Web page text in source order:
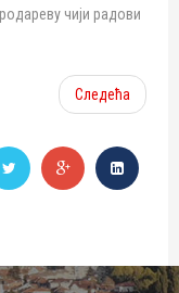
чији радови
Следећа